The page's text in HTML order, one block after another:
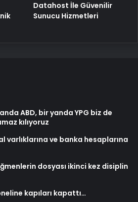
Datahost İle Güvenilir
Sunucu Hizmetleri
ABD, bir yanda YPG biz de
kılıyoruz
varlıklarına ve banka hesaplarına
dosyası ikinci kez disiplin
kapıları kapattı…